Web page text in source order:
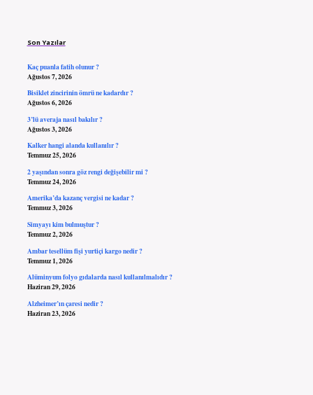
Son Yazılar
Kaç puanla fatih olunur ?
Ağustos 7, 2026
Bisiklet zincirinin ömrü ne kadardır ?
Ağustos 6, 2026
3’lü averaja nasıl bakılır ?
Ağustos 3, 2026
Kalker hangi alanda kullanılır ?
Temmuz 25, 2026
2 yaşından sonra göz rengi değişebilir mi ?
Temmuz 24, 2026
Amerika’da kazanç vergisi ne kadar ?
Temmuz 3, 2026
Simyayı kim bulmuştur ?
Temmuz 2, 2026
Ambar tesellüm fişi yurtiçi kargo nedir ?
Temmuz 1, 2026
Alüminyum folyo gıdalarda nasıl kullanılmalıdır ?
Haziran 29, 2026
Alzheimer’ın çaresi nedir ?
Haziran 23, 2026